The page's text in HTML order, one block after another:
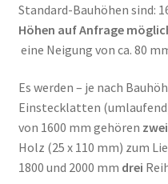
Standard-Bauhöhen sind:
Höhen auf Anfrage
eine Neigung von ca. 80
Es werden – je nach
Einstecklatten
von 1600 mm gehören zwei
Holz (25 x 110 mm) zum
1800 und 2000 mm drei